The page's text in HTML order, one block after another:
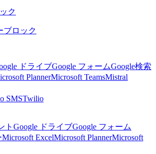
ク
ブロック
ドライブGoogle フォームGoogle検索
PlannerMicrosoft TeamsMistral
SMSTwilio
ト Google ドライブGoogle フォーム
Microsoft ExcelMicrosoft PlannerMicrosoft